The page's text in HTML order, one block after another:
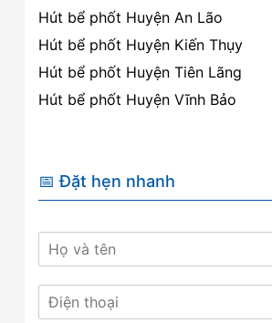
Hút bể phốt Huyện An Lão
Hút bể phốt Huyện Kiến Thụy
Hút bể phốt Huyện Tiên Lãng
Hút bể phốt Huyện Vĩnh Bảo
📅 Đặt hẹn nhanh